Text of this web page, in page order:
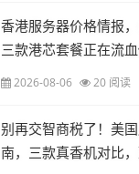
香港服务器价格情报
三款港芯套餐正在流血
2026-08-06 20 阅读
别再交智商税了！美
南，三款真香机对比